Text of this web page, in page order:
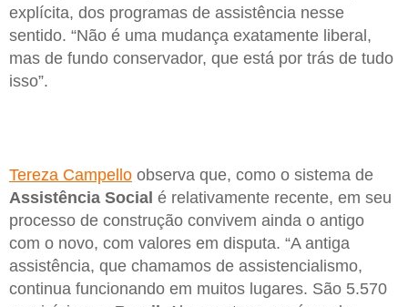
explícita, dos programas de assistência nesse
sentido. “Não é uma mudança exatamente liberal,
mas de fundo conservador, que está por trás de tudo
isso”.
Tereza Campello observa que, como o sistema de
Assistência Social é relativamente recente, em seu
processo de construção convivem ainda o antigo
com o novo, com valores em disputa. “A antiga
assistência, que chamamos de assistencialismo,
continua funcionando em muitos lugares. São 5.570